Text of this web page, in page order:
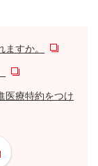
すか。
医療特約をつけ